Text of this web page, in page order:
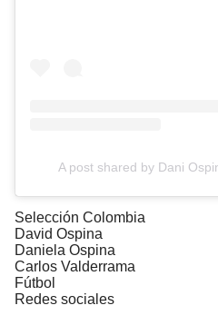
A post shared by Dani
Selección Colombia
David Ospina
Daniela Ospina
Carlos Valderrama
Fútbol
Redes sociales